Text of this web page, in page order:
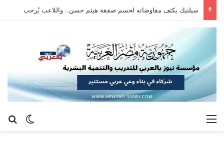
سيلتيك يكثف مفاوضاته لحسم صفقة هيثم حسن.. واللاعب يُرحب
الوضع القائمة